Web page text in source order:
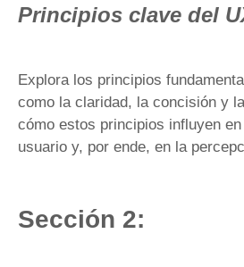
Principios clave del
Explora los principios
como la claridad, la concisión y
cómo estos principios influyen
usuario y, por ende, en la
Sección 2: